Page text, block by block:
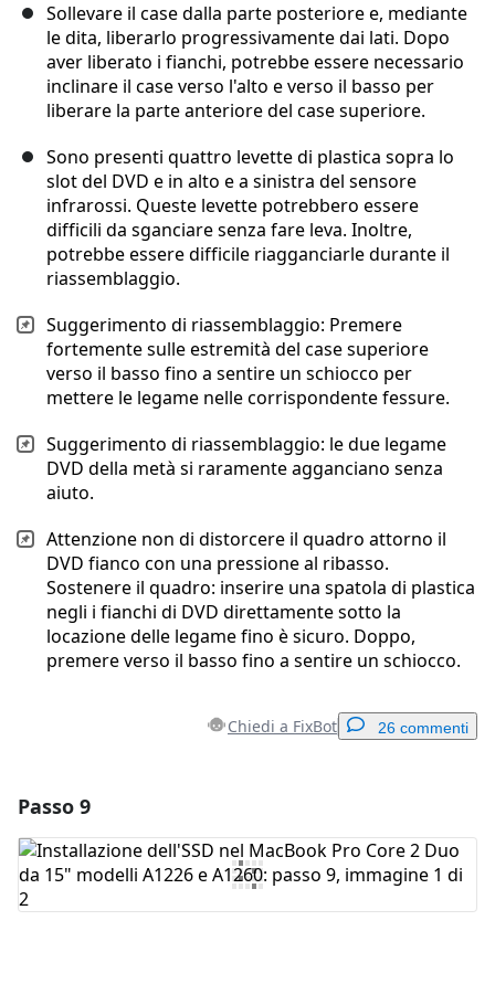
Sollevare il case dalla parte posteriore e, mediante
le dita, liberarlo progressivamente dai lati. Dopo
aver liberato i fianchi, potrebbe essere necessario
inclinare il case verso l'alto e verso il basso per
liberare la parte anteriore del case superiore.
Sono presenti quattro levette di plastica sopra lo
slot del DVD e in alto e a sinistra del sensore
infrarossi. Queste levette potrebbero essere
difficili da sganciare senza fare leva. Inoltre,
potrebbe essere difficile riagganciarle durante il
riassemblaggio.
Suggerimento di riassemblaggio: Premere
fortemente sulle estremità del case superiore
verso il basso fino a sentire un schiocco per
mettere le legame nelle corrispondente fessure.
Suggerimento di riassemblaggio: le due legame
DVD della metà si raramente agganciano senza
aiuto.
Attenzione non di distorcere il quadro attorno il
DVD fianco con una pressione al ribasso.
Sostenere il quadro: inserire una spatola di plastica
negli i fianchi di DVD direttamente sotto la
locazione delle legame fino è sicuro. Doppo,
premere verso il basso fino a sentire un schiocco.
Chiedi a FixBot 26 commenti
Aggiungi Commento
Passo 9